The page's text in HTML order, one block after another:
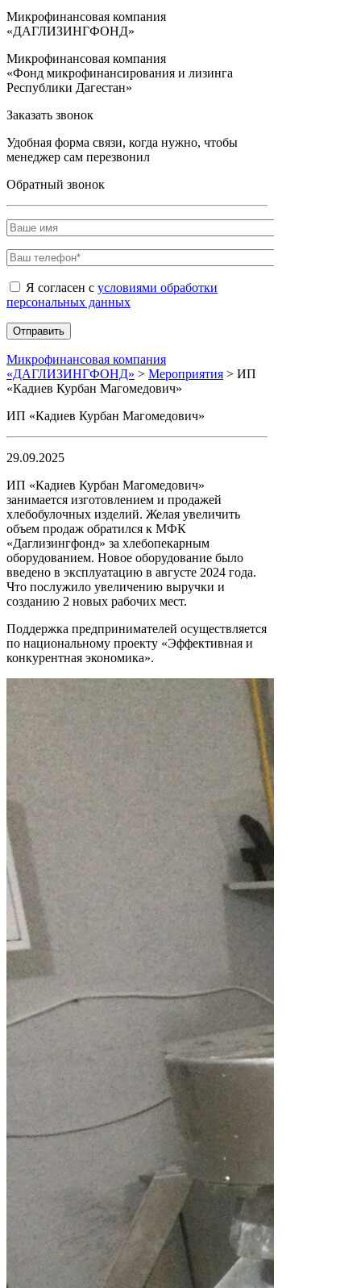
Микрофинансовая компания
«ДАГЛИЗИНГФОНД»
Микрофинансовая компания
«Фонд микрофинансирования и лизинга
Республики Дагестан»
Заказать звонок
Удобная форма связи, когда нужно, чтобы
менеджер сам перезвонил
Обратный звонок
Я согласен с условиями обработки
персональных данных
Микрофинансовая компания
«ДАГЛИЗИНГФОНД» > Мероприятия > ИП
«Кадиев Курбан Магомедович»
ИП «Кадиев Курбан Магомедович»
29.09.2025
ИП «Кадиев Курбан Магомедович»
занимается изготовлением и продажей
хлебобулочных изделий. Желая увеличить
объем продаж обратился к МФК
«Даглизингфонд» за хлебопекарным
оборудованием. Новое оборудование было
введено в эксплуатацию в августе 2024 года.
Что послужило увеличению выручки и
созданию 2 новых рабочих мест.
Поддержка предпринимателей осуществляется
по национальному проекту «Эффективная и
конкурентная экономика».